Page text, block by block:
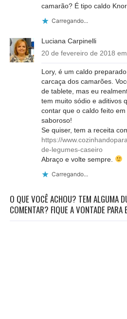
camarão? É tipo caldo
Carregando...
Luciana Carpinelli
20 de fevereiro de 2018
Lory, é um caldo
carcaça dos camarões.
de tablete, mas eu
tem muito sódio e aditivos
contar que o caldo feito
saboroso!
Se quiser, tem a receita
https://
de-legumes-caseiro
Abraço e volte sempre.
Carregando...
O QUE VOCÊ ACHOU? TEM ALGUMA
COMENTAR? FIQUE A VONTADE PARA